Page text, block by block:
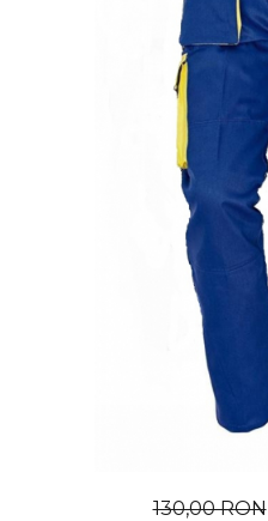
UNICA FOLOSINTA
130,00 RON